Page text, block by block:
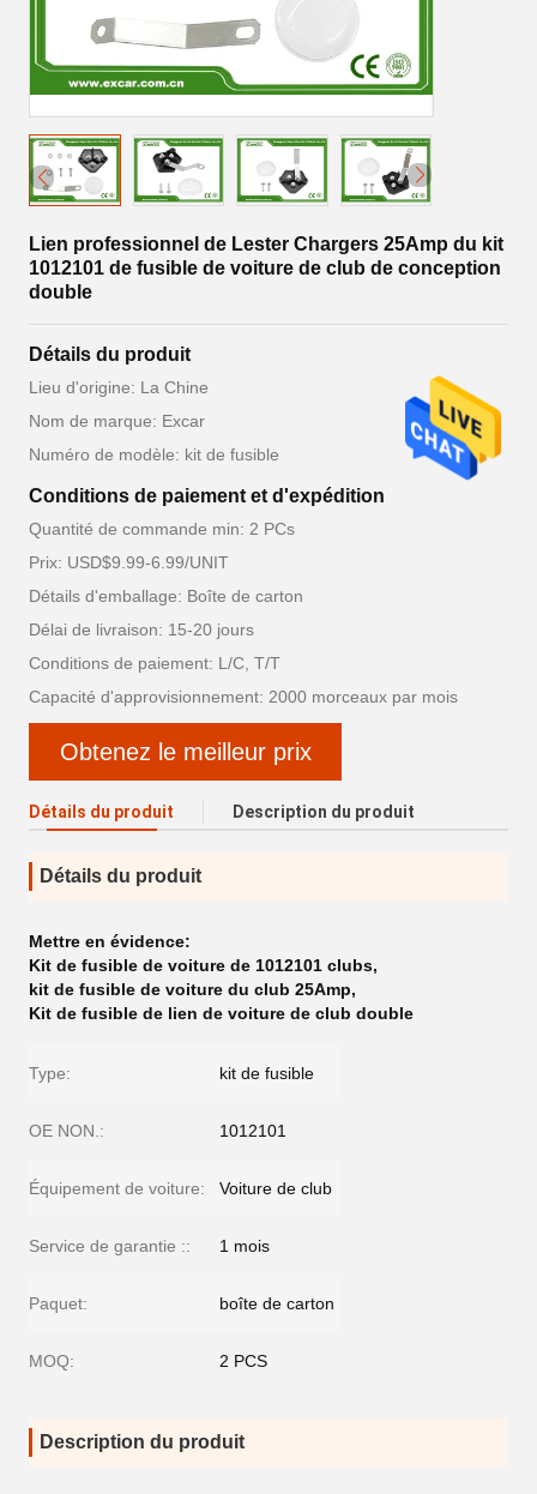
Lien professionnel de Lester Chargers 25Amp du kit
1012101 de fusible de voiture de club de conception
double
Détails du produit
Lieu d'origine: La Chine
Nom de marque: Excar
Numéro de modèle: kit de fusible
Conditions de paiement et d'expédition
Quantité de commande min: 2 PCs
Prix: USD$9.99-6.99/UNIT
Détails d'emballage: Boîte de carton
Délai de livraison: 15-20 jours
Conditions de paiement: L/C, T/T
Capacité d'approvisionnement: 2000 morceaux par mois
Obtenez le meilleur prix
Détails du produit Description du produit
Détails du produit
Mettre en évidence:
Kit de fusible de voiture de 1012101 clubs,
kit de fusible de voiture du club 25Amp,
Kit de fusible de lien de voiture de club double
Type: kit de fusible
OE NON.: 1012101
Équipement de voiture: Voiture de club
Service de garantie :: 1 mois
Paquet: boîte de carton
MOQ: 2 PCS
Description du produit